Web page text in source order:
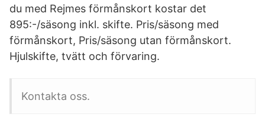
du med Rejmes förmånskort kostar det
895:-/säsong inkl. skifte. Pris/säsong med
förmånskort, Pris/säsong utan förmånskort.
Hjulskifte, tvätt och förvaring.
Kontakta oss.